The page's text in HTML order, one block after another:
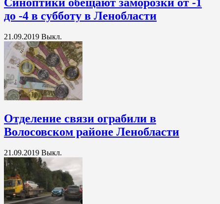
до -4 в субботу в Ленобласти
21.09.2019 Выкл.
Отделение связи ограбили в
Волосовском районе Ленобласти
21.09.2019 Выкл.